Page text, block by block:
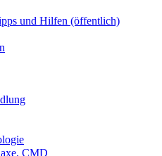
und Hilfen (öffentlich)
CMD